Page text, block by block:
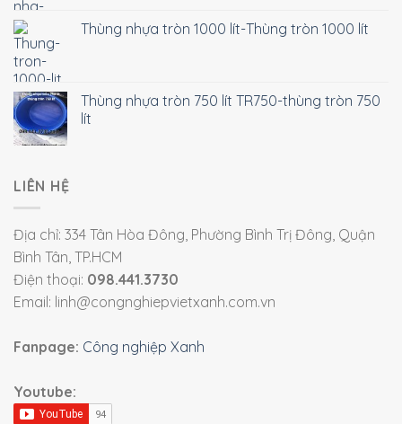
Thùng nhựa tròn 1000 lít-Thùng tròn 1000 lít
Thùng nhựa tròn 750 lít TR750-thùng tròn 750
lít
LIÊN HỆ
Địa chỉ: 334 Tân Hòa Đông, Phường Bình Trị Đông, Quận
Bình Tân, TP.HCM
Điện thoại: 098.441.3730
Email: linh@congnghiepvietxanh.com.vn
Fanpage: Công nghiệp Xanh
Youtube: